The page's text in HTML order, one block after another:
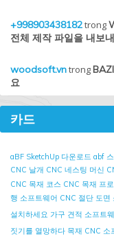
+998903438182trong
전체 제작 파일을 내보
woodsoft.vntrong
요
카드
aBF SketchUp 다운로드 abf
CNC 날개 CNC 네스팅 머신
CNC 목재 코스 CNC 목재 프
행 소프트웨어 CNC 절단 도면
설치하세요 가구 견적 소프트
짓기를 열망하다 목재 CNC 소